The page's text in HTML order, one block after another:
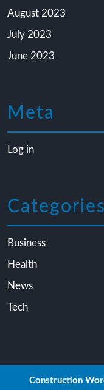
August 2023
July 2023
June 2023
Meta
Log in
Categories
Business
Health
News
Tech
Construction